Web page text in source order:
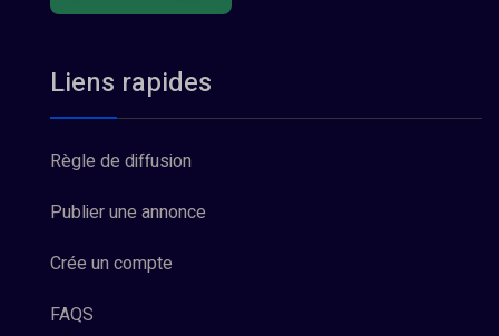
Liens rapides
Règle de diffusion
Publier une annonce
Crée un compte
FAQS